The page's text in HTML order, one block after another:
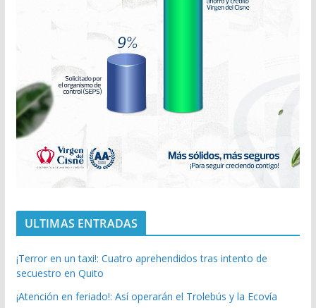
ULTIMAS ENTRADAS
¡Terror en un taxi!: Cuatro aprehendidos tras intento de
secuestro en Quito
¡Atención en feriado!: Así operarán el Trolebús y la Ecovía